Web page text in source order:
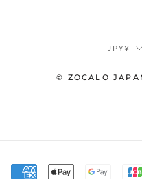
通
JPY¥
© ZOCALO